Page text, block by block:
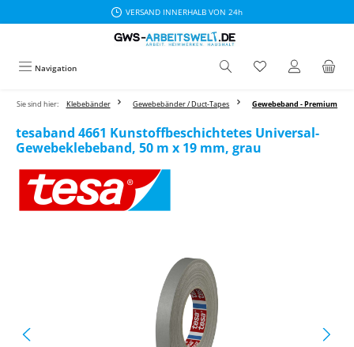
VERSAND INNERHALB VON 24h
Navigation
Sie sind hier: Klebebänder Gewebebänder / Duct-Tapes Gewebeband - Premium
tesaband 4661 Kunstoffbeschichtetes Universal-
Gewebeklebeband, 50 m x 19 mm, grau